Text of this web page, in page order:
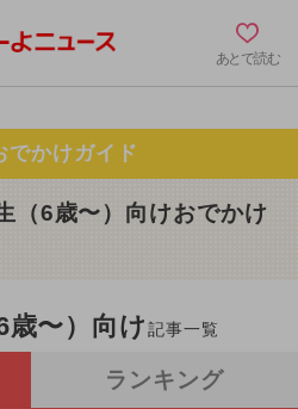
あとで読む
でかけガイド
（6歳〜）向けおでかけ
歳〜）向け記事一覧
ランキング